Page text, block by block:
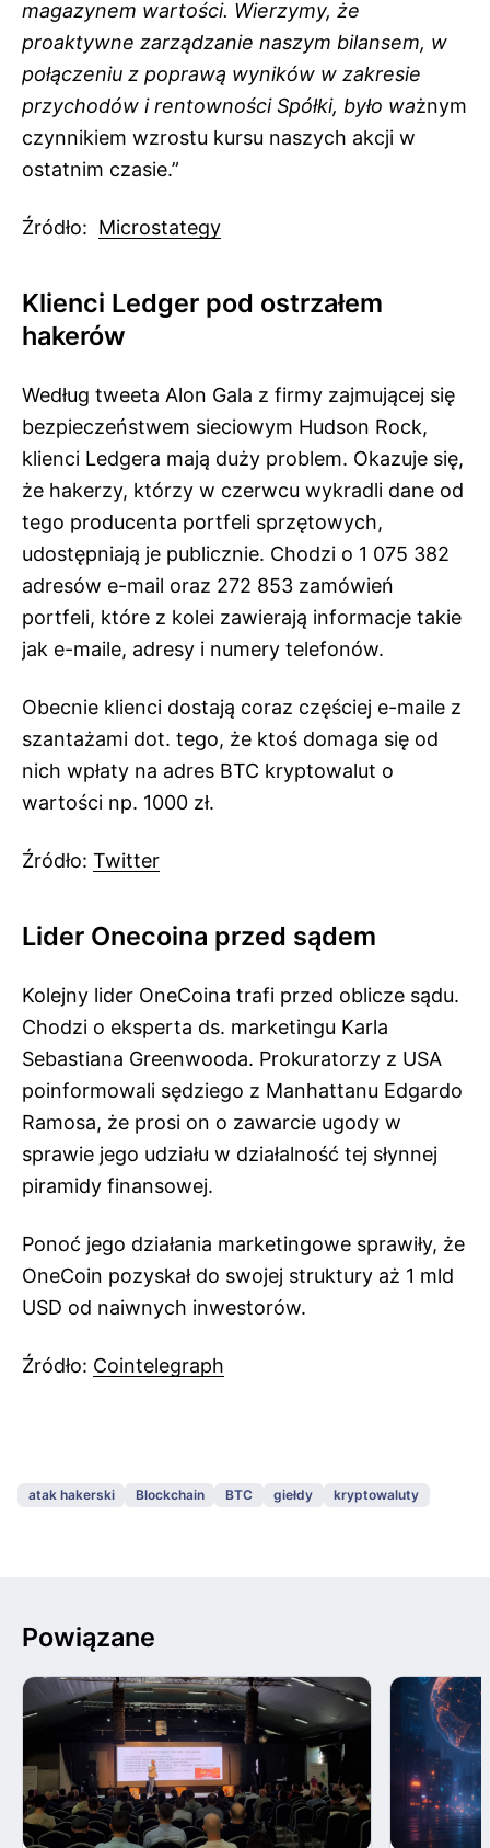
magazynem wartości. Wierzymy, że
proaktywne zarządzanie naszym bilansem, w
połączeniu z poprawą wyników w zakresie
przychodów i rentowności Spółki, było ważnym
czynnikiem wzrostu kursu naszych akcji w
ostatnim czasie.”
Źródło: Microstategy
Klienci Ledger pod ostrzałem
hakerów
Według tweeta Alon Gala z firmy zajmującej się
bezpieczeństwem sieciowym Hudson Rock,
klienci Ledgera mają duży problem. Okazuje się,
że hakerzy, którzy w czerwcu wykradli dane od
tego producenta portfeli sprzętowych,
udostępniają je publicznie. Chodzi o 1 075 382
adresów e-mail oraz 272 853 zamówień
portfeli, które z kolei zawierają informacje takie
jak e-maile, adresy i numery telefonów.
Obecnie klienci dostają coraz częściej e-maile z
szantażami dot. tego, że ktoś domaga się od
nich wpłaty na adres BTC kryptowalut o
wartości np. 1000 zł.
Źródło: Twitter
Lider Onecoina przed sądem
Kolejny lider OneCoina trafi przed oblicze sądu.
Chodzi o eksperta ds. marketingu Karla
Sebastiana Greenwooda. Prokuratorzy z USA
poinformowali sędziego z Manhattanu Edgardo
Ramosa, że ​​prosi on o zawarcie ugody w
sprawie jego udziału w działalność tej słynnej
piramidy finansowej.
Ponoć jego działania marketingowe sprawiły, że
OneCoin pozyskał do swojej struktury aż 1 mld
USD od naiwnych inwestorów.
Źródło: Cointelegraph
atak hakerski Blockchain BTC giełdy kryptowaluty
Powiązane